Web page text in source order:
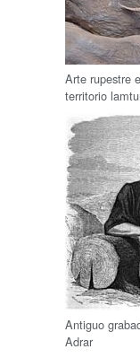
Arte rupestre
territorio
Antiguo
Adrar